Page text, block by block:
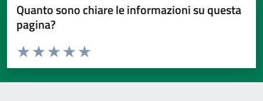
Quanto sono chiare le informazioni su questa
pagina?
Valuta da 1 a 5 stelle la pagina
Valuta 5 stelle su 5
Valuta 4 stelle su 5
Valuta 3 stelle su 5
Valuta 2 stelle su 5
Valuta 1 stelle su 5